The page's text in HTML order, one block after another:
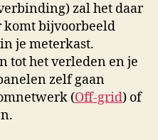
zal het daar
komt bijvoorbeeld
je meterkast.
tot het verleden en je
zelf gaan
(Off-grid) of